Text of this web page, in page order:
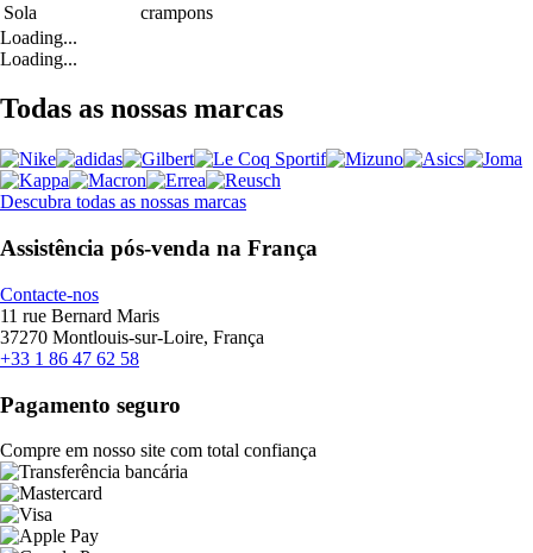
Sola
crampons
Loading...
Loading...
Todas as nossas marcas
Descubra todas as nossas marcas
Assistência pós-venda na França
Contacte-nos
11 rue Bernard Maris
37270 Montlouis-sur-Loire, França
+33 1 86 47 62 58
Pagamento seguro
Compre em nosso site com total confiança